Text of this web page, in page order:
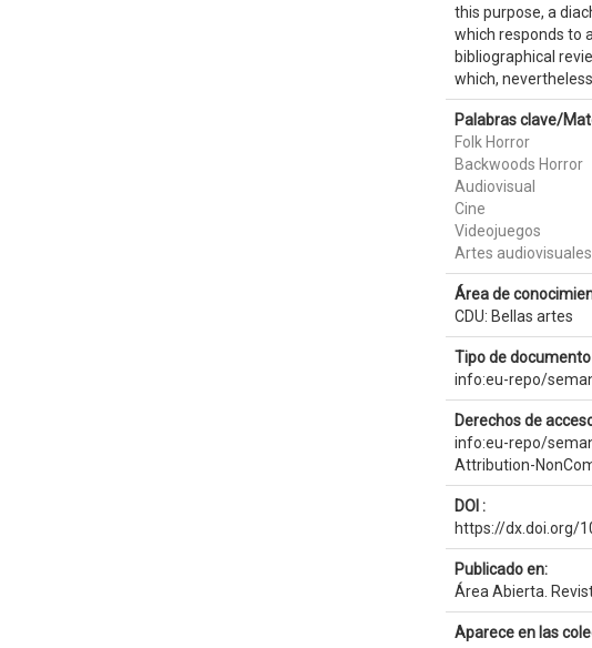
this purpose, a
which responds to
bibliographical
which,
Palabras clave/
Folk Horror
Backwoods Horror
Audiovisual
Cine
Videojuegos
Artes audiovisuales
Área de
CDU: Bellas artes
Tipo de documento
info:eu-repo/
Derechos de
info:eu-repo/
Attribution-
DOI :
https://dx.doi.org/
Publicado en:
Área Abierta.
Aparece en las